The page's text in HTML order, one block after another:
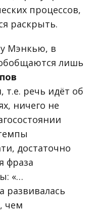
процессов,
раскрыть.
Мэнкью, в
лишь
речь идёт об
ничего не
достаточно
фраза
«…
развивалась
чем